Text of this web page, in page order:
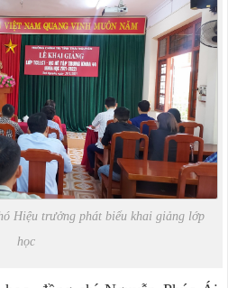
Hiệu trưởng phát biểu khai giảng lớp
học